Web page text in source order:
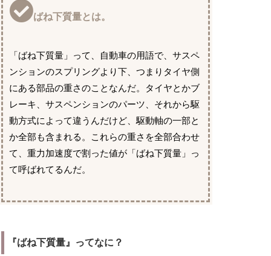
ばね下質量とは。
「ばね下質量」って、自動車の用語で、サスペ
ンションのスプリングより下、つまりタイヤ側
にある部品の重さのことなんだ。タイヤとかブ
レーキ、サスペンションのパーツ、それから駆
動方式によって違うんだけど、駆動軸の一部と
か全部も含まれる。これらの重さを全部合わせ
て、重力加速度で割った値が「ばね下質量」っ
て呼ばれてるんだ。
『ばね下質量』ってなに？